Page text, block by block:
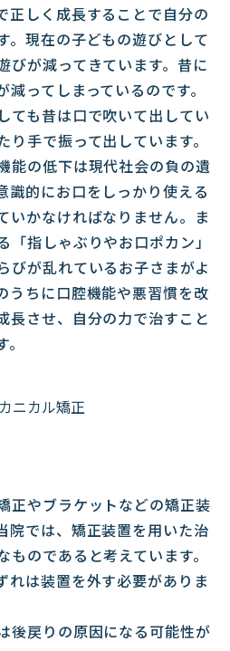
正しく成長することで自分の
。現在の子どもの遊びとして
びが減ってきています。昔に
ってしまっているのです。
ても昔は口で吹いて出してい
手で振って出しています。
能の低下は現代社会の負の遺
識的にお口をしっかり使える
いかなければなりません。ま
指しゃぶりやお口ポカン」
びが乱れているお子さまがよ
うちに口腔機能や悪習慣を改
長させ、自分の力で治すこと
正やブラケットなどの矯正装
院では、矯正装置を用いた治
のであると考えています。
れは装置を外す必要がありま
後戻りの原因になる可能性が